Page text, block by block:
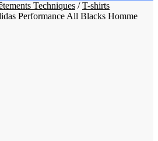
Techniques /T-shirts
Performance All Blacks Homme